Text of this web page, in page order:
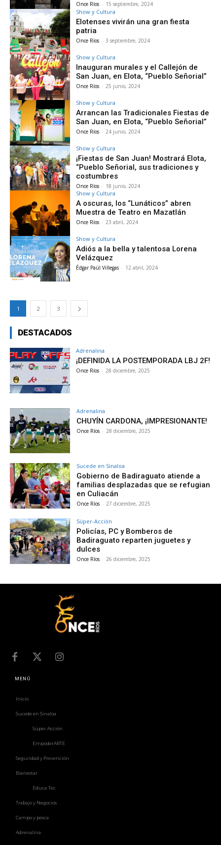
Once Ríos - 15 septiembre, 2024
Show y Cultura
Elotenses vivirán una gran fiesta
patria
Once Ríos - 3 septiembre, 2024
Show y Cultura
Inauguran murales y el Callejón de
San Juan, en Elota, “Pueblo Señorial”
Once Ríos - 25 junio, 2024
Show y Cultura
Arrancan las Tradicionales Fiestas de
San Juan, en Elota, “Pueblo Señorial”
Once Ríos - 24 junio, 2024
Show y Cultura
¡Fiestas de San Juan! Mostrará Elota,
“Pueblo Señorial, sus tradiciones y
costumbres
Once Ríos - 18 junio, 2024
Show y Cultura
A oscuras, los “Lunáticos” abren
Muestra de Teatro en Mazatlán
Once Ríos - 23 abril, 2024
Show y Cultura
Adiós a la bella y talentosa Lorena
Velázquez
Édgar Paúl Villegas - 12 abril, 2024
1 2 3
DESTACADOS
Adrenalina
¡DEFINIDA LA POSTEMPORADA LBJ 2F!
Once Ríos - 28 diciembre, 2025
Adrenalina
CHUYÍN CARDONA, ¡IMPRESIONANTE!
Once Ríos - 28 diciembre, 2025
Sucede en Sinaloa
Gobierno de Badiraguato atiende a
familias desplazadas que se refugian
en Culiacán
Once Ríos - 27 diciembre, 2025
Súper-Acción
Policías, PC y Bomberos de
Badiraguato reparten juguetes y
dulces
Once Ríos - 26 diciembre, 2025
MENÚ
Inicio
Sucede en Sinaloa
Súper-Acción
EmpoderARTE
Seguridad y Prevención
Bienestar
Educa-Tec
Trabajo y Negocios
Campo y pesca
Adrenalina